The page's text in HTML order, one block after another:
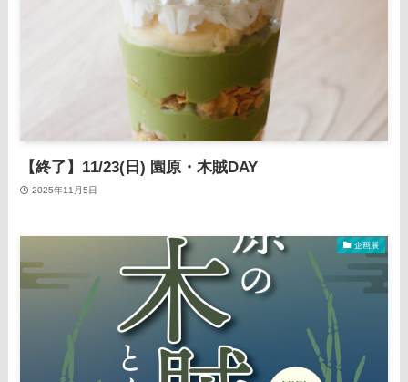
【終了】11/23(日) 園原・木賊DAY
2025年11月5日
企画展